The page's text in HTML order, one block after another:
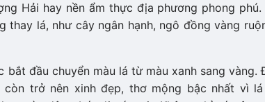
Hải hay nền ẩm thực địa phương phong phú.
thay lá, như cây ngân hạnh, ngô đồng vàng
đầu chuyển màu lá từ màu xanh sang vàng.
trở nên xinh đẹp, thơ mộng bậc nhất vì